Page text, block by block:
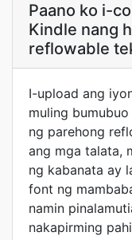
Paano ko i-
Kindle nang
reflowable
I-upload ang
muling
ng parehong
ang mga talata,
ng kabanata ay
font ng
namin
nakapirming